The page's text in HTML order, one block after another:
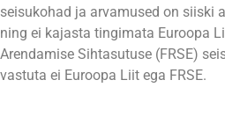
seisukohad ja arvamused on siiski
ning ei kajasta tingimata Euroopa
Arendamise Sihtasutuse (FRSE)
vastuta ei Euroopa Liit ega FRSE.